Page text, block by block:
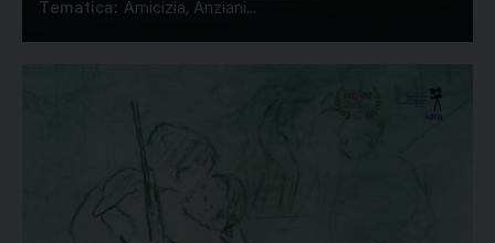
Tematica: Amicizia, Anziani...